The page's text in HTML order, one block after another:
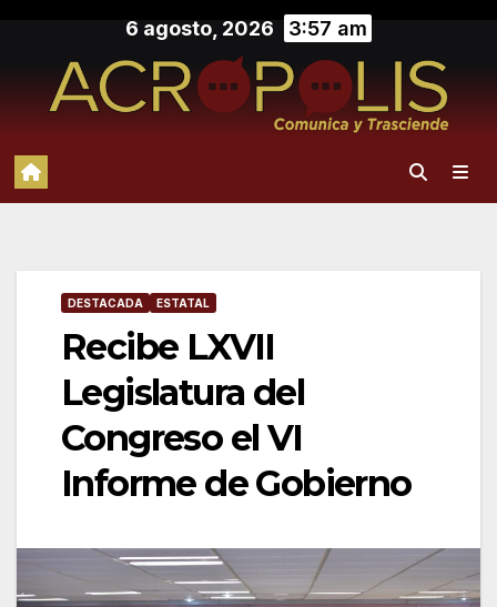
contenido
6 agosto, 2026 3:57 am
DESTACADA ESTATAL
Recibe LXVII
Legislatura del
Congreso el VI
Informe de Gobierno